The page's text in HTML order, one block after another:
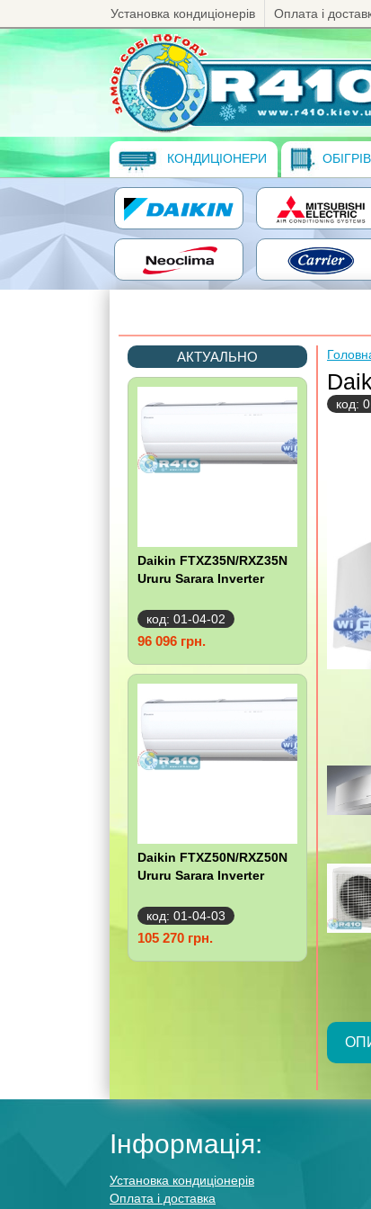
Установка кондиціонерів Оплата і
КОНДИЦІОНЕРИ
АКТУАЛЬНО
Daikin FTXZ35N/RXZ35N
Ururu Sarara Inverter
код: 01-04-02
96 096 грн.
Daikin FTXZ50N/RXZ50N
Ururu Sarara Inverter
код: 01-04-03
105 270 грн.
код:
Інформація:
Установка кондиціонерів
Оплата і доставка